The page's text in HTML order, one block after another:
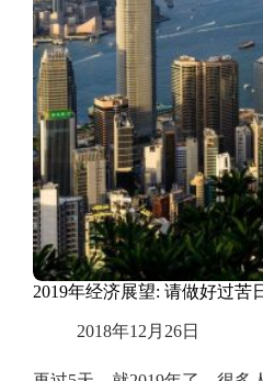
2019年经济展望: 请做好过苦
2018年12月26日